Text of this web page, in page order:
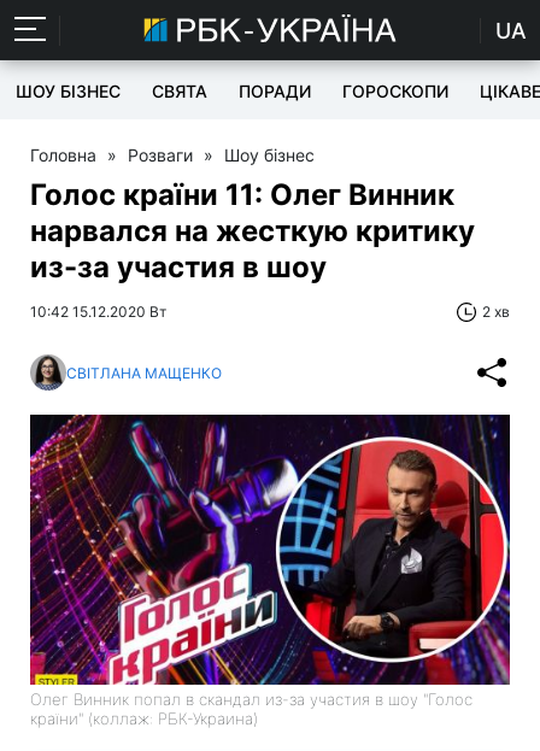
UA
ШОУ БІЗНЕС СВЯТА ПОРАДИ ГОРОСКОПИ ЦІКАВЕ
Головна » Розваги » Шоу бізнес
Голос країни 11: Олег Винник
нарвался на жесткую критику
из-за участия в шоу
10:42 15.12.2020 Вт 2 хв
СВІТЛАНА МАЩЕНКО
Олег Винник попал в скандал из-за участия в шоу "Голос
країни" (коллаж: РБК-Украина)